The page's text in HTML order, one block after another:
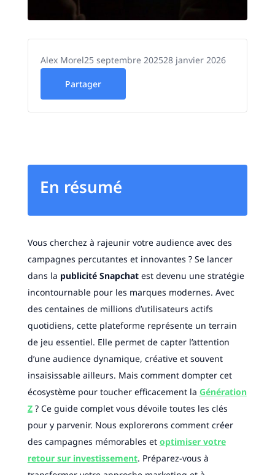
Alex Morel25 septembre 202528 janvier 2026
Partager
En résumé
Vous cherchez à rajeunir votre audience avec des
campagnes percutantes et innovantes ? Se lancer
dans la publicité Snapchatest devenu une stratégie
incontournable pour les marques modernes. Avec
des centaines de millions d’utilisateurs actifs
quotidiens, cette plateforme représente un terrain
de jeu essentiel. Elle permet de capter l’attention
d’une audience dynamique, créative et souvent
insaisissable ailleurs. Mais comment dompter cet
écosystème pour toucher efficacement la Génération
Z? Ce guide complet vous dévoile toutes les clés
pour y parvenir. Nous explorerons comment créer
des campagnes mémorables et optimiser votre
retour sur investissement. Préparez-vous à